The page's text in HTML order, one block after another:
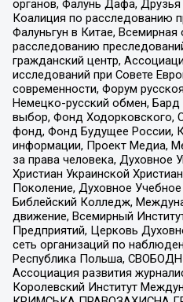
органов, Фалунь Дафа, Друзья
Коалиция по расследованию
Фалуньгун в Китае, Всемирная
расследованию
гражданский центр,
исследований при Совете
современности, Форум
Немецко-русский обмен,
выбор, Фонд Ходорковского,
фонд, Фонд Будущее России,
информации, Проект Медиа,
за права человека, Духовное
Христиан Украинской
Поколение, Духовное
Библейский Колледж,
движение, Всемирный
Предприятий, Церковь
сеть организаций по
Республика Польша,
Ассоциация развития
Королевский Институт